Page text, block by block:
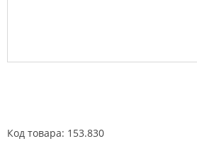
Код товара: 153.830